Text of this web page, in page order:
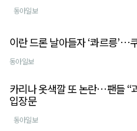
동아일보
이란 드론 날아들자 ‘콰르릉’…
동아일보
카리나 옷색깔 또 논란…팬들 “
입장문
동아일보